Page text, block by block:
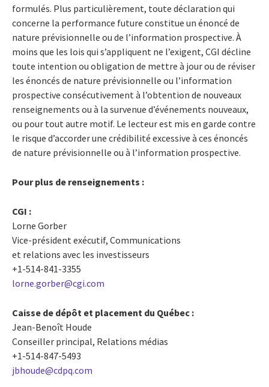
formulés. Plus particulièrement, toute déclaration qui
concerne la performance future constitue un énoncé de
nature prévisionnelle ou de l’information prospective. À
moins que les lois qui s’appliquent ne l’exigent, CGI décline
toute intention ou obligation de mettre à jour ou de réviser
les énoncés de nature prévisionnelle ou l’information
prospective consécutivement à l’obtention de nouveaux
renseignements ou à la survenue d’événements nouveaux,
ou pour tout autre motif. Le lecteur est mis en garde contre
le risque d’accorder une crédibilité excessive à ces énoncés
de nature prévisionnelle ou à l’information prospective.
Pour plus de renseignements :
CGI :
Lorne Gorber
Vice-président exécutif, Communications
et relations avec les investisseurs
+1-514-841-3355
lorne.gorber@cgi.com
Caisse de dépôt et placement du Québec :
Jean-Benoît Houde
Conseiller principal, Relations médias
+1-514-847-5493
jbhoude@cdpq.com